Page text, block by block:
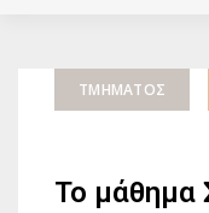
ΤΜΉΜΑΤΟΣ
Το μάθημα